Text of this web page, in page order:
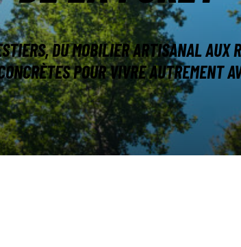
DU MOBILIER ARTISANAL AUX
POUR VIVRE AUTREMENT